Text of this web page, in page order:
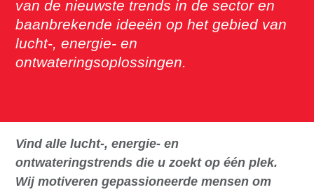
van de nieuwste trends in de sector en
baanbrekende ideeën op het gebied van
lucht-, energie- en
ontwateringsoplossingen.
Vind alle lucht-, energie- en
ontwateringstrends die u zoekt op één plek.
Wij motiveren gepassioneerde mensen om